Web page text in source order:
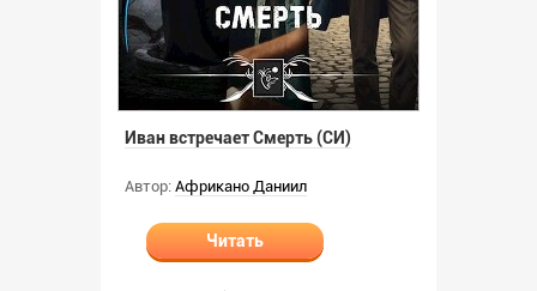
Иван встречает Смерть (СИ)
Автор: Африкано Даниил
Читать